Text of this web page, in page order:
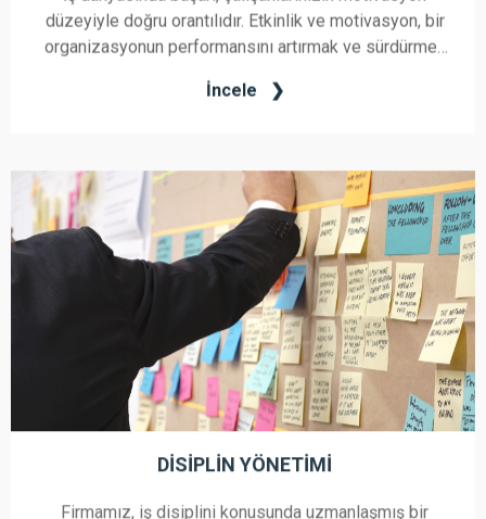
düzeyiyle doğru orantılıdır. Etkinlik ve motivasyon, bir
organizasyonun performansını artırmak ve sürdürmek
varlığı olan çalışanlarınızın etkinlik ve motivasyonunu
İncele
DISIPLIN YÖNETIMI
Firmamız, iş disiplini konusunda uzmanlaşmış bir